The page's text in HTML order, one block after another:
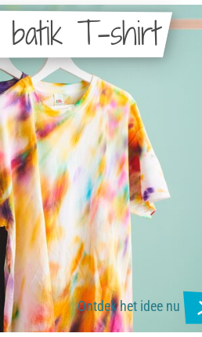
batik T-shirt
Ontdek het idee nu